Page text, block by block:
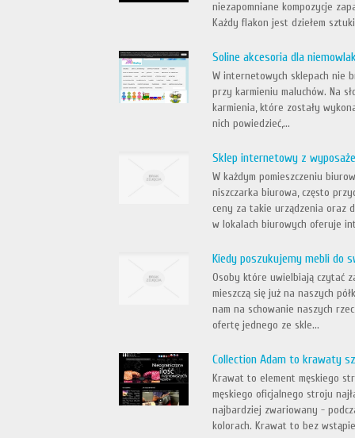
niezapomniane kompozycje
Każdy flakon jest dziełem
Soline akcesoria dla
W internetowych sklepach nie
przy karmieniu maluchów. Na
karmienia, które zostały
nich powiedzieć,...
Sklep internetowy z
W każdym pomieszczeniu
niszczarka biurowa, często
ceny za takie urządzenia oraz
w lokalach biurowych oferuje
Kiedy poszukujemy mebli do
Osoby które uwielbiają czytać
mieszczą się już na naszych
nam na schowanie naszych
ofertę jednego ze skle...
Collection Adam to krawaty
Krawat to element męskiego
męskiego oficjalnego stroju
najbardziej zwariowany -
kolorach. Krawat to bez